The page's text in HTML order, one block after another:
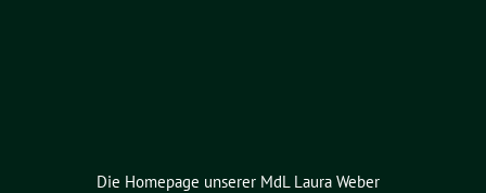
Die Homepage unserer MdL Laura Weber